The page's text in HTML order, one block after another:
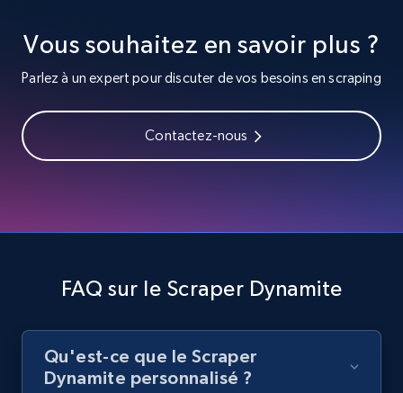
8.1K+ 713+ Essai gratuit
Youtube - Videos posts - Search videos by
Youtube - Videos posts - Collect YouTube
posts by hashtags
Vous souhaitez en savoir plus ?
Parlez à un expert pour discuter de vos besoins en scraping
Contactez-nous
FAQ sur le Scraper Dynamite
Qu'est-ce que le Scraper
Dynamite personnalisé ?